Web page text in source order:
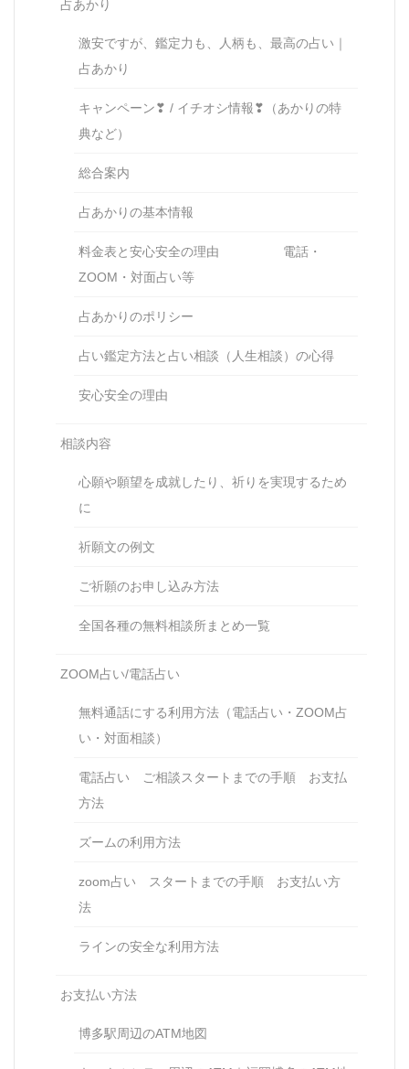
占あかり
激安ですが、鑑定力も、人柄も、最高の占い｜
占あかり
キャンペーン❣ / イチオシ情報❣（あかりの特
典など）
総合案内
占あかりの基本情報
料金表と安心安全の理由 電話・
ZOOM・対面占い等
占あかりのポリシー
占い鑑定方法と占い相談（人生相談）の心得
安心安全の理由
相談内容
心願や願望を成就したり、祈りを実現するため
に
祈願文の例文
ご祈願のお申し込み方法
全国各種の無料相談所まとめ一覧
ZOOM占い/電話占い
無料通話にする利用方法（電話占い・ZOOM占
い・対面相談）
電話占い ご相談スタートまでの手順 お支払
方法
ズームの利用方法
zoom占い スタートまでの手順 お支払い方
法
ラインの安全な利用方法
お支払い方法
博多駅周辺のATM地図